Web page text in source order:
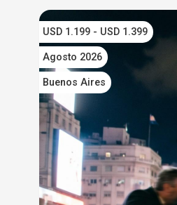
USD 1.199 - USD 1.399
Agosto 2026
Buenos Aires